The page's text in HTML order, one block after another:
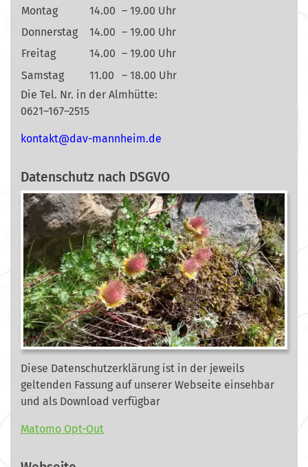
Montag 14.00 – 19.00 Uhr
Donnerstag
14.00 – 19.00 Uhr
Freitag
14.00 – 19.00 Uhr
Samstag
11.00
– 18.00 Uhr
Die Tel. Nr. in der Almhütte:
0621–167–2515
ed.mi
ehnna
m-vad
@tkat
nok
Datenschutz nach DSGVO
Diese Datenschutzerklärung ist in der jeweils
geltenden Fassung auf unserer Webseite einsehbar
und als Download verfügbar
Matomo Opt-Out